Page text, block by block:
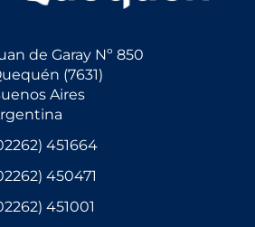
de Garay Nº 850
(7631)
Aires
451664
450471
451001